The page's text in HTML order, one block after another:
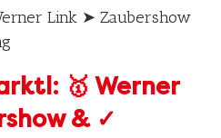
Link ➤ Zaubershow